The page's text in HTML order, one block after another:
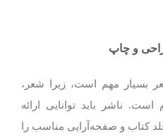
و چاپ
بسیار مهم است، زیرا شعر،
ناشر باید توانایی ارائه
کتاب و صفحه‌آرایی مناسب را